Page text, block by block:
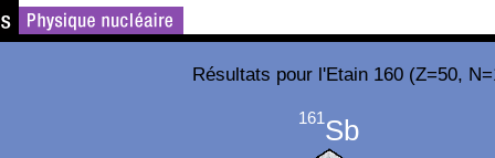
Résultats pour l'Etain 160 (Z=50,
161Sb